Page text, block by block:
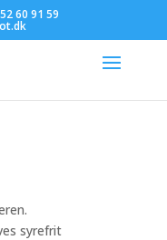
60 91 59
– uden
syrefrit